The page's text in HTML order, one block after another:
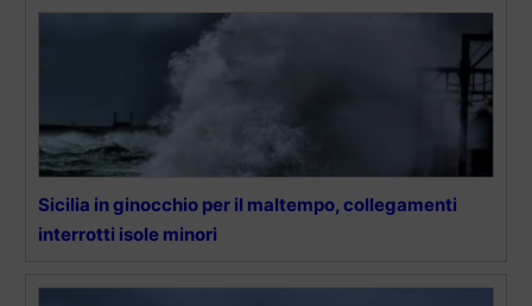
Sicilia in ginocchio per il maltempo, collegamenti
interrotti isole minori